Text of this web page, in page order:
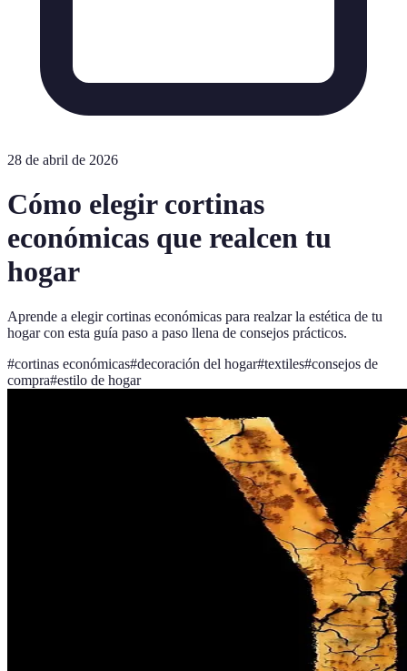
28 de abril de 2026
Cómo elegir cortinas
económicas que realcen tu
hogar
Aprende a elegir cortinas económicas para realzar la estética de tu
hogar con esta guía paso a paso llena de consejos prácticos.
#cortinas económicas#decoración del hogar#textiles#consejos de
compra#estilo de hogar